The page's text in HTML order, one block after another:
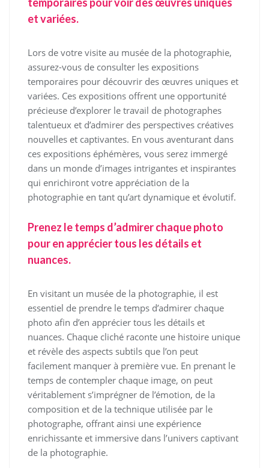
et variées.
Lors de votre visite au musée de la photographie,
assurez-vous de consulter les expositions
temporaires pour découvrir des œuvres uniques et
variées. Ces expositions offrent une opportunité
précieuse d’explorer le travail de photographes
talentueux et d’admirer des perspectives créatives
nouvelles et captivantes. En vous aventurant dans
ces expositions éphémères, vous serez immergé
dans un monde d’images intrigantes et inspirantes
qui enrichiront votre appréciation de la
photographie en tant qu’art dynamique et évolutif.
Prenez le temps d’admirer chaque photo
pour en apprécier tous les détails et
nuances.
En visitant un musée de la photographie, il est
essentiel de prendre le temps d’admirer chaque
photo afin d’en apprécier tous les détails et
nuances. Chaque cliché raconte une histoire unique
et révèle des aspects subtils que l’on peut
facilement manquer à première vue. En prenant le
temps de contempler chaque image, on peut
véritablement s’imprégner de l’émotion, de la
composition et de la technique utilisée par le
photographe, offrant ainsi une expérience
enrichissante et immersive dans l’univers captivant
de la photographie.